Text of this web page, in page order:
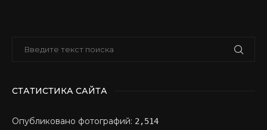
СТАТИСТИКА САЙТА
Опубликовано фотографий: 2,514